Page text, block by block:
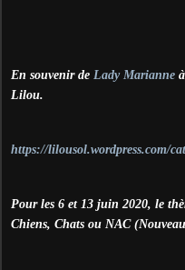
En souvenir de Lady Marianne
Lilou.
https://lilousol.wordpress.com/
Pour les 6 et 13 juin 2020, le
Chiens, Chats ou NAC